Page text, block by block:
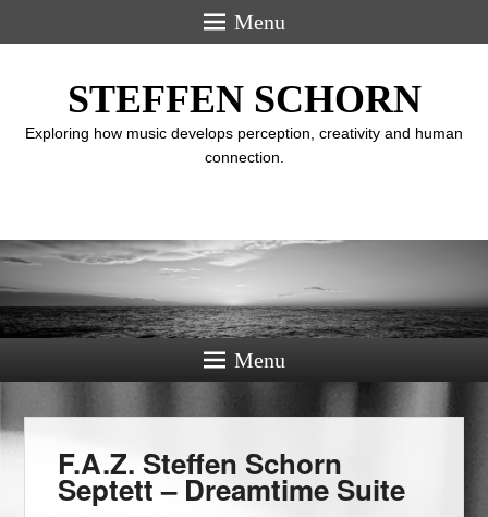
Menu
STEFFEN SCHORN
Exploring how music develops perception, creativity and human
connection.
Menu
F.A.Z. Steffen Schorn
Septett – Dreamtime Suite